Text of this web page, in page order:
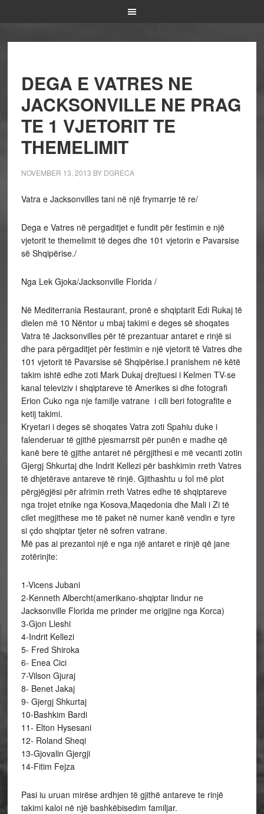
DEGA E VATRES NE
JACKSONVILLE NE PRAG
TE 1 VJETORIT TE
THEMELIMIT
NOVEMBER 13, 2013 BY DGRECA
Vatra e Jacksonvilles tani në një frymarrje të re/
Dega e Vatres në pergaditjet e fundit për festimin e një
vjetorit te themelimit të deges dhe 101 vjetorin e Pavarsise
së Shqipërise./
Nga Lek Gjoka/Jacksonville Florida /
Në Mediterrania Restaurant, pronë e shqiptarit Edi Rukaj të
dielen më 10 Nëntor u mbaj takimi e deges së shoqates
Vatra të Jacksonvilles për të prezantuar antaret e rinjë si
dhe para përgaditjet për festimin e një vjetorit të Vatres dhe
101 vjetorit të Pavarsise së Shqipërise.I pranishem në këtë
takim ishtë edhe zoti Mark Dukaj drejtuesi i Kelmen TV-se
kanal televiziv i shqiptareve të Amerikes si dhe fotografi
Erion Cuko nga nje familje vatrane i cili beri fotografite e
ketij takimi.
Kryetari i deges së shoqates Vatra zoti Spahiu duke i
falenderuar të gjithë pjesmarrsit për punën e madhe që
kanë bere të gjithe antaret në përgjithesi e më vecanti zotin
Gjergj Shkurtaj dhe Indrit Kellezi për bashkimin rreth Vatres
të dhjetërave antareve të rinjë. Gjithashtu u fol më plot
përgjëgjësi për afrimin rreth Vatres edhe të shqiptareve
nga trojet etnike nga Kosova,Maqedonia dhe Mali i Zi të
cilet megjithese me të paket në numer kanë vendin e tyre
si çdo shqiptar tjeter në sofren vatrane.
Më pas ai prezantoi një e nga një antaret e rinjë që jane
zotërinjte:
1-Vicens Jubani
2-Kenneth Albercht(amerikano-shqiptar lindur ne
Jacksonville Florida me prinder me origjine nga Korca)
3-Gjon Lleshi
4-Indrit Kellezi
5- Fred Shiroka
6- Enea Cici
7-Vilson Gjuraj
8- Benet Jakaj
9- Gjergj Shkurtaj
10-Bashkim Bardi
11- Elton Hysesani
12- Roland Sheqi
13-Gjovalin Gjergji
14-Fitim Fejza
Pasi iu uruan mirëse ardhjen të gjithë antareve te rinjë
takimi kaloi në një bashkëbisedim familjar.